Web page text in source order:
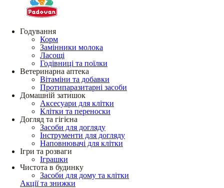
Годування
Корм
Замінники молока
Ласощі
Годівниці та поїлки
Ветеринарна аптека
Вітаміни та добавки
Протипаразитарні засоби
Домашній затишок
Аксесуари для клітки
Клітки та переноски
Догляд та гігієна
Засоби для догляду
Інструменти для догляду
Наповнювачі для клітки
Ігри та розваги
Іграшки
Чистота в будинку
Засоби для дому та клітки
Акції та знижки